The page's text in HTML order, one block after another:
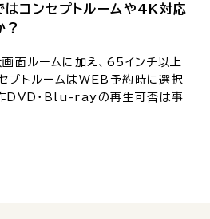
はコンセプトルームや4K対応
？
面ルームに加え、65インチ以上
プトルームはWEB予約時に選択
DVD・Blu-rayの再生可否は事